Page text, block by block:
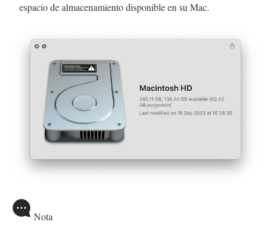
espacio de almacenamiento disponible en su Mac.
Nota